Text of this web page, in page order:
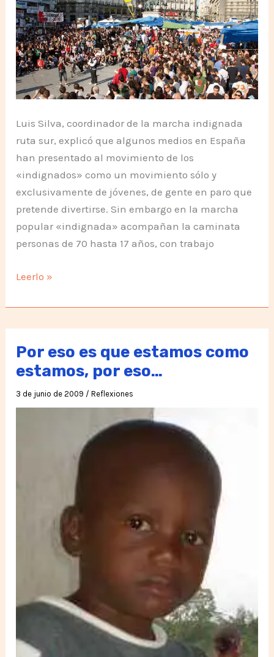
Luis Silva, coordinador de la marcha indignada
ruta sur, explicó que algunos medios en España
han presentado al movimiento de los
«indignados» como un movimiento sólo y
exclusivamente de jóvenes, de gente en paro que
pretende divertirse. Sin embargo en la marcha
popular «indignada» acompañan la caminata
personas de 70 hasta 17 años, con trabajo
Silva:
movimiento
de
«indignados»
es
amplio
e
Leerlo »
Por eso es que estamos como
estamos, por eso…
3 de junio de 2009 /Reflexiones